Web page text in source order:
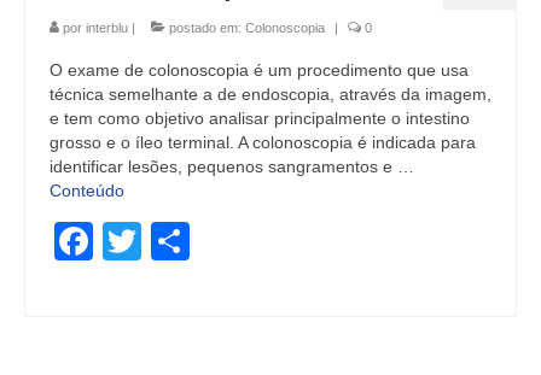
por interblu | postado em: Colonoscopia | 0
O exame de colonoscopia é um procedimento que usa
técnica semelhante a de endoscopia, através da imagem,
e tem como objetivo analisar principalmente o intestino
grosso e o íleo terminal. A colonoscopia é indicada para
identificar lesões, pequenos sangramentos e …
Conteúdo
Facebook
Twitter